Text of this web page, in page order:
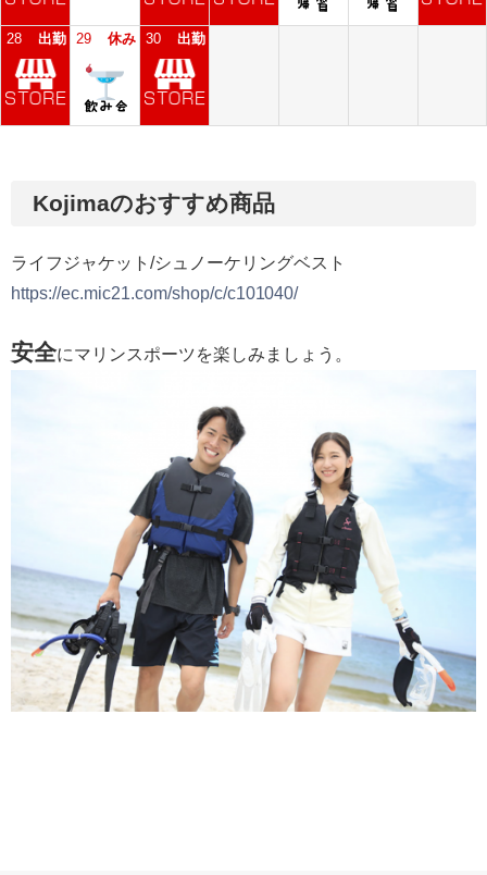
Kojimaのおすすめ商品
ライフジャケット/シュノーケリングベスト
https://ec.mic21.com/shop/c/c101040/
安全にマリンスポーツを楽しみましょう。